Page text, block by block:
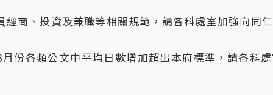
經商、投資及兼職等相關規範，請各科處室加強向同
份各類公文中平均日數增加超出本府標準，請各科